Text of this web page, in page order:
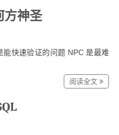
方神圣
能快速验证的问题 NPC 是最难
阅读全文